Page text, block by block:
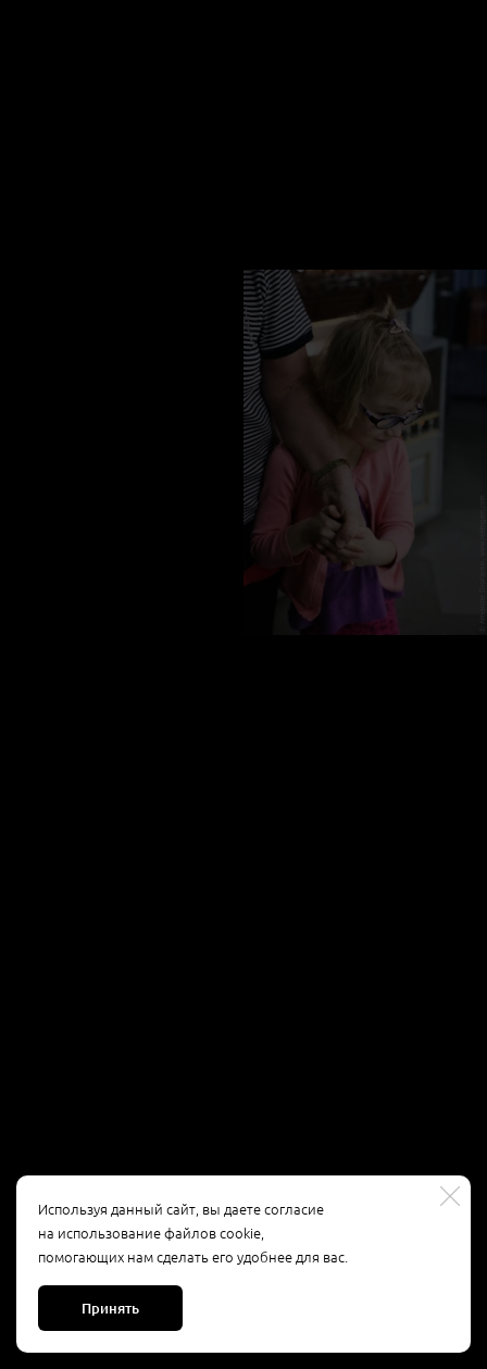
Используя данный сайт, вы даете согласие
на использование файлов cookie,
помогающих нам сделать его удобнее для вас.
Принять